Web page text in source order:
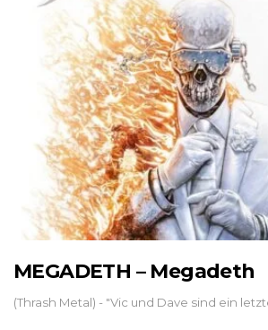
MEGADETH – Megadeth
(Thrash Metal) - "Vic und Dave sind ein